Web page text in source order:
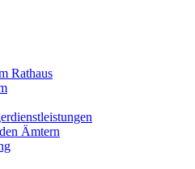
Rathaus
Ämtern